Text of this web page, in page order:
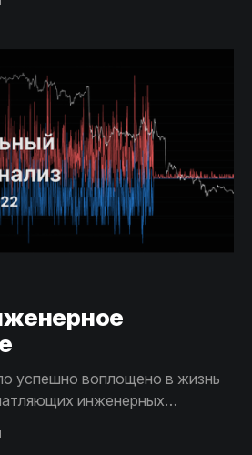
Однако Холдеры
успешно воплощено в жизнь
инженерных
произошло, основываясь на